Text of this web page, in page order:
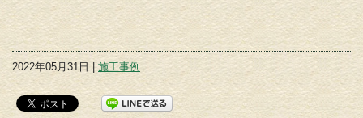
2022年05月31日 | 施工事例